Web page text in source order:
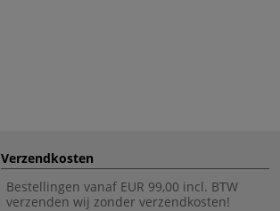
Verzendkosten
Bestellingen vanaf EUR 99,00 incl. BTW
verzenden wij zonder verzendkosten!